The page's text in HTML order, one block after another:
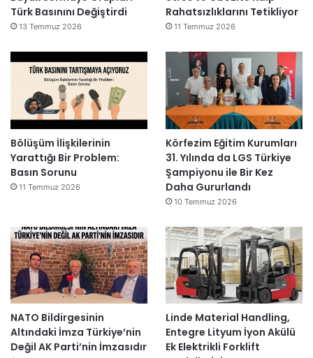
Türk Basınını Değiştirdi
13 Temmuz 2026
Rahatsızlıklarını Tetikliyor
11 Temmuz 2026
Bölüşüm İlişkilerinin
Yarattığı Bir Problem:
Basın Sorunu
11 Temmuz 2026
Körfezim Eğitim Kurumları
31. Yılında da LGS Türkiye
Şampiyonu ile Bir Kez
Daha Gururlandı
10 Temmuz 2026
NATO Bildirgesinin
Altındaki İmza Türkiye’nin
Değil AK Parti’nin İmzasıdır
Linde Material Handling,
Entegre Lityum İyon Akülü
Ek Elektrikli Forklift